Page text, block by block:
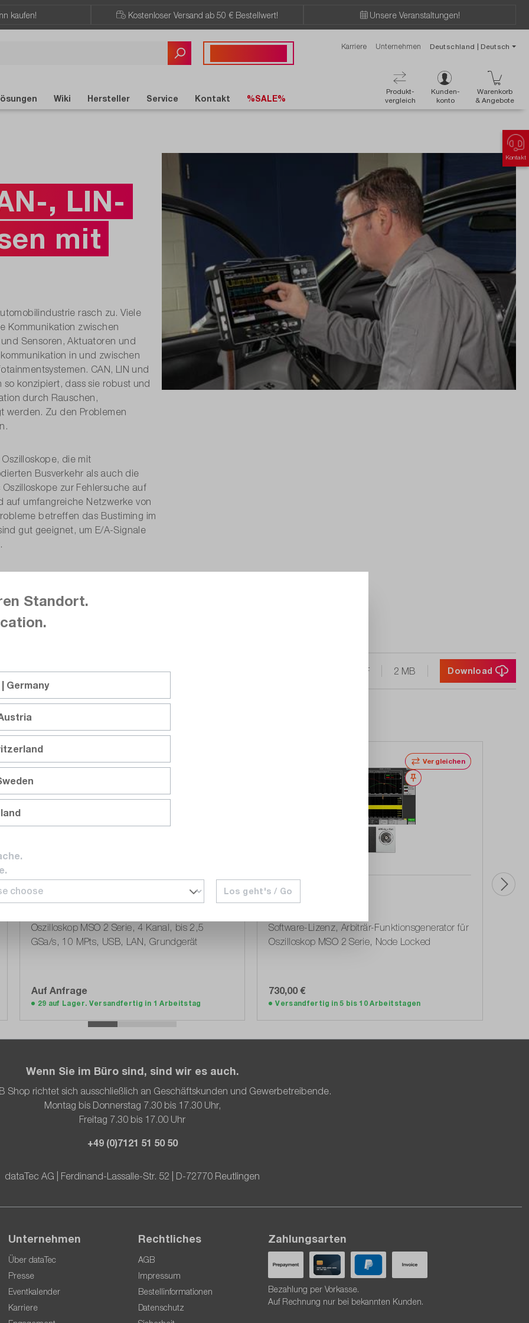
kaufen! Kostenloser Versand ab 50 € Bestellwert! Unsere Veranstaltungen!
Karriere Unternehmen Deutschland | Deutsch
Produkt-
vergleich
Kunden-
konto
Warenkorb
& Angebote
Wiki Hersteller Service Kontakt %SALE%
Kontakt
, LIN-
mit
rasch zu. Viele
Kommunikation zwischen
Sensoren, Aktuatoren und
in und zwischen
CAN, LIN und
konzipiert, dass sie robust und
durch Rauschen,
werden. Zu den Problemen
die mit
Busverkehr als auch die
zur Fehlersuche auf
auf umfangreiche Netzwerke von
betreffen das Bustiming im
gut geeignet, um E/A-Signale
englischer Sprache), warum
25 Min. 524 0 PDF 2 MB Download
Tektronix
Oszilloskop MSO 2 Serie, 4 Kanal, bis 2,5
GSa/s, 10 MPts, USB, LAN, Grundgerät
Auf Anfrage
29 auf Lager. Versandfertig in 1 Arbeitstag
Vergleichen
Merken
Tektronix
Software-Lizenz, Arbiträr-Funktionsgenerator für
Oszilloskop MSO 2 Serie, Node Locked
730,00 €
Versandfertig in 5 bis 10 Arbeitstagen
Wenn Sie im Büro sind, sind wir es auch.
Shop richtet sich ausschließlich an Geschäftskunden und Gewerbetreibende.
Montag bis Donnerstag 7.30 bis 17.30 Uhr,
Freitag 7.30 bis 17.00 Uhr
+49 (0)7121 51 50 50
dataTec AG | Ferdinand-Lassalle-Str. 52 | D-72770 Reutlingen
Unternehmen
Über dataTec
Presse
Eventkalender
Karriere
Rechtliches
AGB
Impressum
Bestellinformationen
Datenschutz
Zahlungsarten
Bezahlung per Vorkasse.
Auf Rechnung nur bei bekannten Kunden.
Standort.
Germany
Los geht's / Go